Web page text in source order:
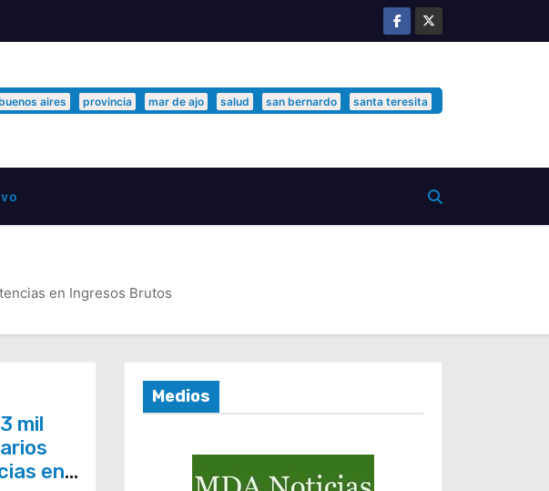
aires provincia mar de ajo salud san bernardo santa teresita
en Ingresos Brutos
mil
en
Medios